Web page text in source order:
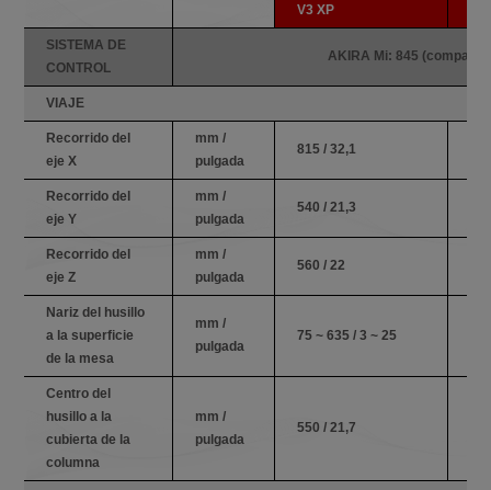
V3 XP
SISTEMA DE
CONTROL
AKIRA Mi: 845
VIAJE
Recorrido del
eje X
mm /
pulgada
815 / 32,1
Recorrido del
eje Y
mm /
pulgada
540 / 21,3
Recorrido del
eje Z
mm /
pulgada
560 / 22
Nariz del husillo
a la superficie
de la mesa
mm /
pulgada
75 ~ 635 / 3 ~ 25
Centro del
husillo a la
cubierta de la
columna
mm /
pulgada
550 / 21,7